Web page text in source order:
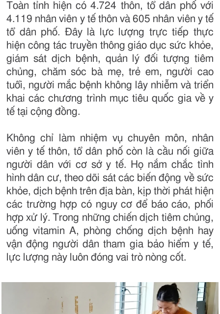
Toàn tỉnh hiện có 4.724 thôn, tổ dân phố với
4.119 nhân viên y tế thôn và 605 nhân viên y tế
tổ dân phố. Đây là lực lượng trực tiếp thực
hiện công tác truyền thông giáo dục sức khỏe,
giám sát dịch bệnh, quản lý đối tượng tiêm
chủng, chăm sóc bà mẹ, trẻ em, người cao
tuổi, người mắc bệnh không lây nhiễm và triển
khai các chương trình mục tiêu quốc gia về y
tế tại cộng đồng.
Không chỉ làm nhiệm vụ chuyên môn, nhân
viên y tế thôn, tổ dân phố còn là cầu nối giữa
người dân với cơ sở y tế. Họ nắm chắc tình
hình dân cư, theo dõi sát các biến động về sức
khỏe, dịch bệnh trên địa bàn, kịp thời phát hiện
các trường hợp có nguy cơ để báo cáo, phối
hợp xử lý. Trong những chiến dịch tiêm chủng,
uống vitamin A, phòng chống dịch bệnh hay
vận động người dân tham gia bảo hiểm y tế,
lực lượng này luôn đóng vai trò nòng cốt.